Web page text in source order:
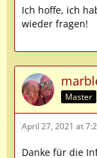
Ich hoffe, ich
wieder fragen!
Master
April 27, 2021 at
Danke für die